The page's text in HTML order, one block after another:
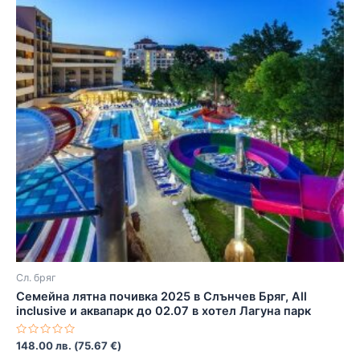
Сл. бряг
Семейна лятна почивка 2025 в Слънчев Бряг, All
inclusive и аквапарк до 02.07 в хотел Лагуна парк
Оценено
с
148.00лв. (75.67€)